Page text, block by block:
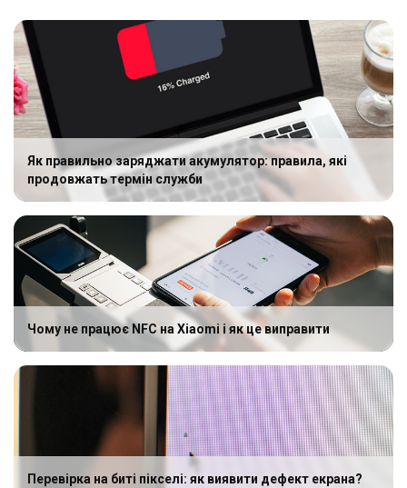
Як правильно заряджати акумулятор: правила, які
продовжать термін служби
Чому не працює NFC на Xiaomi і як це виправити
Перевірка на биті пікселі: як виявити дефект екрана?